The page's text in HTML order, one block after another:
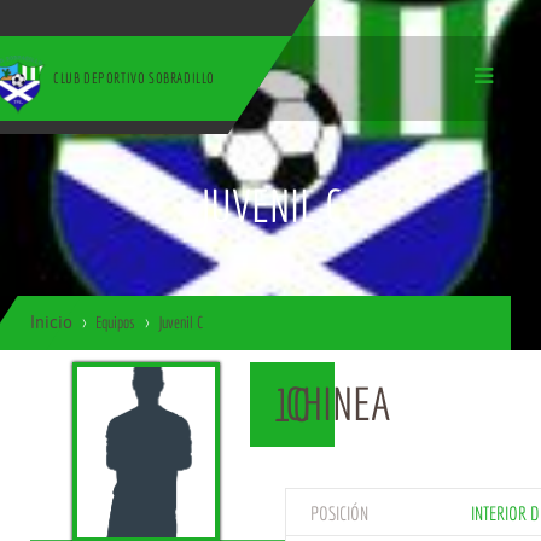
CLUB DEPORTIVO SOBRADILLO
JUVENIL C
Inicio Equipos Juvenil C
10
CHINEA
POSICIÓN INTERIOR